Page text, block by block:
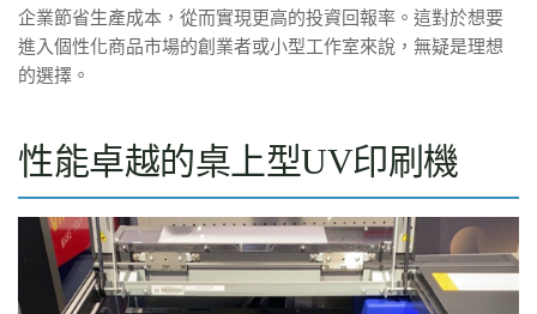
企業節省生產成本，從而實現更高的投資回報率。這對於想要
進入個性化商品市場的創業者或小型工作室來說，無疑是理想
的選擇。
性能卓越的桌上型UV印刷機